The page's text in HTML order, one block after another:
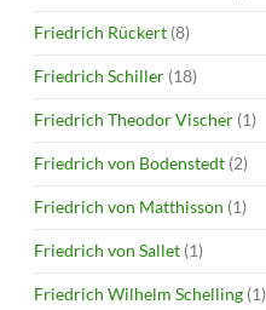
Friedrich Rückert (8)
Friedrich Schiller (18)
Friedrich Theodor Vischer (1)
Friedrich von Bodenstedt (2)
Friedrich von Matthisson (1)
Friedrich von Sallet (1)
Friedrich Wilhelm Schelling (1)